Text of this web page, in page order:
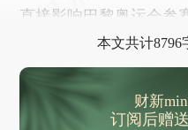
直接影响巴黎奥运会参
本文共计8796
财新
订阅后赠